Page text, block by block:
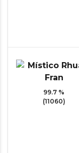
99.7 %
(11060)